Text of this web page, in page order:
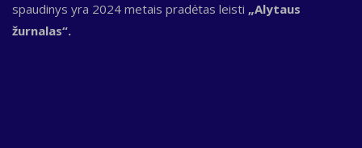
spaudinys yra 2024 metais pradėtas leisti „Alytaus
žurnalas“.